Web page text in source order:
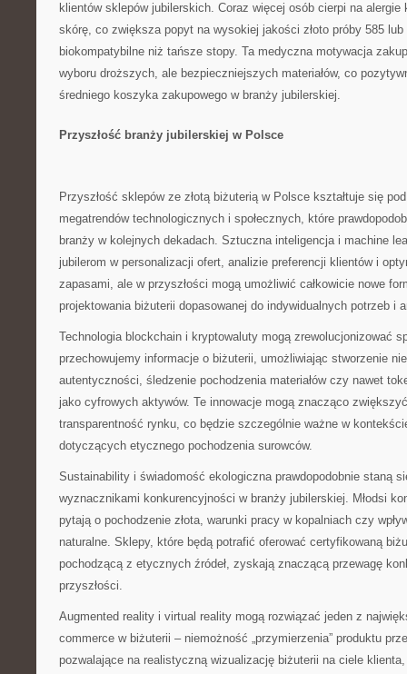
klientów sklepów jubilerskich. Coraz więcej osób cierpi na
skórę, co zwiększa popyt na wysokiej jakości złoto próby 585
biokompatybilne niż tańsze stopy. Ta medyczna motywacja
wyboru droższych, ale bezpieczniejszych materiałów, co
średniego koszyka zakupowego w branży jubilerskiej.
Przyszłość branży jubilerskiej w Polsce
Przyszłość sklepów ze złotą biżuterią w Polsce kształtuje się
megatrendów technologicznych i społecznych, które
branży w kolejnych dekadach. Sztuczna inteligencja i machine
jubilerom w personalizacji ofert, analizie preferencji klientów i
zapasami, ale w przyszłości mogą umożliwić całkowicie nowe
projektowania biżuterii dopasowanej do indywidualnych potrzeb i
Technologia blockchain i kryptowaluty mogą zrewolucjonizować
przechowujemy informacje o biżuterii, umożliwiając stworzenie
autentyczności, śledzenie pochodzenia materiałów czy nawet
jako cyfrowych aktywów. Te innowacje mogą znacząco
transparentność rynku, co będzie szczególnie ważne w
dotyczących etycznego pochodzenia surowców.
Sustainability i świadomość ekologiczna prawdopodobnie staną
wyznacznikami konkurencyjności w branży jubilerskiej. Młodsi
pytają o pochodzenie złota, warunki pracy w kopalniach czy
naturalne. Sklepy, które będą potrafić oferować certyfikowaną
pochodzącą z etycznych źródeł, zyskają znaczącą przewagę
przyszłości.
Augmented reality i virtual reality mogą rozwiązać jeden z
commerce w biżuterii – niemożność „przymierzenia” produktu
pozwalające na realistyczną wizualizację biżuterii na ciele klienta,